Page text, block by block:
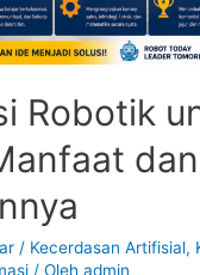
Robotik
/ Kecerdasan Artifisial,
/ Olehadmin